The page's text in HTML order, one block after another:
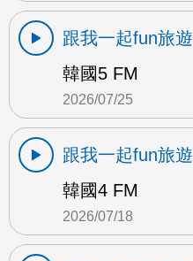
跟我一起fun旅遊
韓國5 FM
2026/07/25
跟我一起fun旅遊
韓國4 FM
2026/07/18